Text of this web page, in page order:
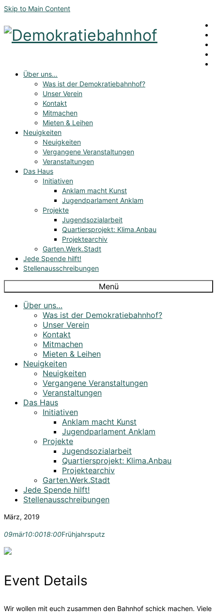
Skip to Main Content
Über uns…
Was ist der Demokratiebahnhof?
Unser Verein
Kontakt
Mitmachen
Mieten & Leihen
Neuigkeiten
Neuigkeiten
Vergangene Veranstaltungen
Veranstaltungen
Das Haus
Initiativen
Anklam macht Kunst
Jugendparlament Anklam
Projekte
Jugendsozialarbeit
Quartiersprojekt: Klima.Anbau
Projektearchiv
Garten.Werk.Stadt
Jede Spende hilft!
Stellenausschreibungen
Menü
Über uns…
Was ist der Demokratiebahnhof?
Unser Verein
Kontakt
Mitmachen
Mieten & Leihen
Neuigkeiten
Neuigkeiten
Vergangene Veranstaltungen
Veranstaltungen
Das Haus
Initiativen
Anklam macht Kunst
Jugendparlament Anklam
Projekte
Jugendsozialarbeit
Quartiersprojekt: Klima.Anbau
Projektearchiv
Garten.Werk.Stadt
Jede Spende hilft!
Stellenausschreibungen
März, 2019
09mär10:0018:00Frühjahrsputz
Event Details
Wir wollen mit euch zusammen den Bahnhof schick machen. Viele